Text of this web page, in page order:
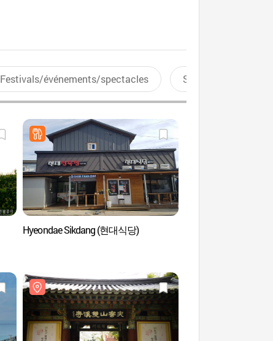
Festivals/événements/spectacles Sports aquatiques
Hyeondae Sikdang (현대식당)